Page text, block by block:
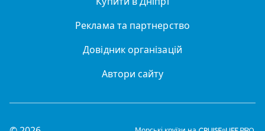
Реклама та партнерство
Довідник організацій
Автори сайту